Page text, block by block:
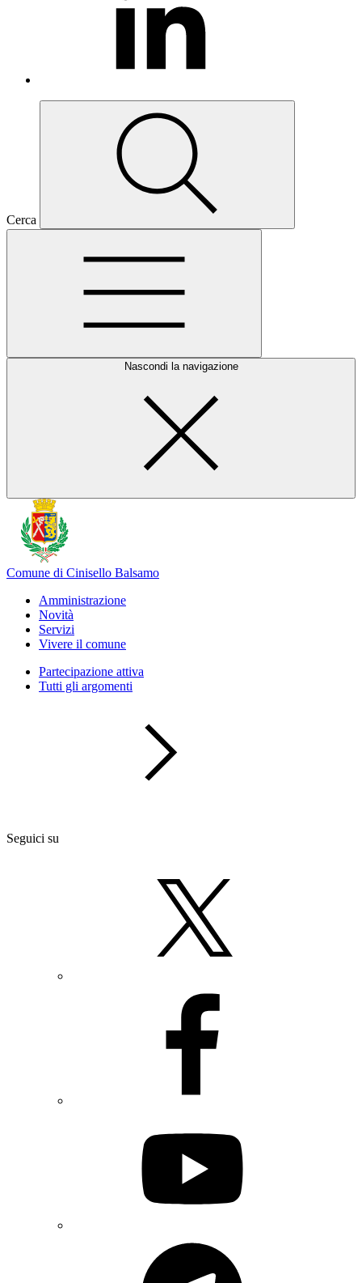
Cerca
Nascondi la navigazione
Comune di Cinisello Balsamo
Amministrazione
Novità
Servizi
Vivere il comune
Partecipazione attiva
Tutti gli argomenti
Seguici su